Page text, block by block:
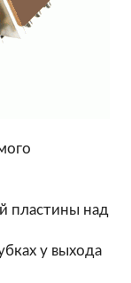
пластины над
у выхода